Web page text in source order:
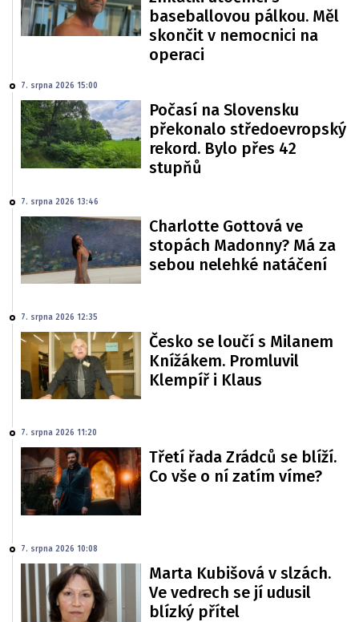
baseballovou pálkou. Měl
skončit v nemocnici na
operaci
7. srpna 2026 15:00
Počasí na Slovensku
překonalo středoevropský
rekord. Bylo přes 42
stupňů
7. srpna 2026 13:46
Charlotte Gottová ve
stopách Madonny? Má za
sebou nelehké natáčení
7. srpna 2026 12:35
Česko se loučí s Milanem
Knížákem. Promluvil
Klempíř i Klaus
7. srpna 2026 11:20
Třetí řada Zrádců se blíží.
Co vše o ní zatím víme?
7. srpna 2026 10:08
Marta Kubišová v slzách.
Ve vedrech se jí udusil
blízký přítel